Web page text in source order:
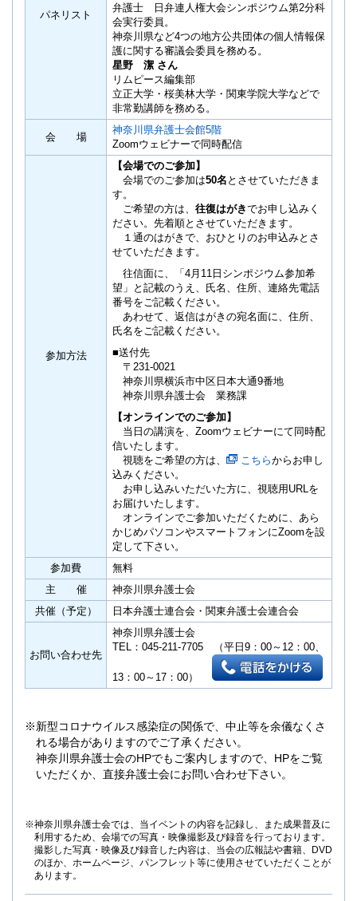
パネリスト
弁護士 日弁連人権大会シンポジウム第2分科
会実行委員。
神奈川県など4つの地方公共団体の個人情報保
護に関する審議会委員を務める。
星野 潔 さん
リムピース編集部
立正大学・桜美林大学・関東学院大学などで
非常勤講師を務める。
会 場
神奈川県弁護士会館5階
Zoomウェビナーで同時配信
参加方法
【会場でのご参加】
会場でのご参加は50名 とさせていただきま
す。
ご希望の方は、 往復はがきでお申し込みく
ださい。先着順とさせていただきます。
１通のはがきで、おひとりのお申込みとさ
せていただきます。
往信面に、「4月11日シンポジウム参加希
望」と記載のうえ、氏名、住所、連絡先電話
番号をご記載ください。
あわせて、返信はがきの宛名面に、住所、
氏名をご記載ください。
■送付先
〒231-0021
神奈川県横浜市中区日本大通9番地
神奈川県弁護士会 業務課
【オンラインでのご参加】
当日の講演を、Zoomウェビナーにて同時配
信いたします。
視聴をご希望の方は、
こちらからお申し
込みください。
お申し込みいただいた方に、視聴用URLを
お届けいたします。
オンラインでご参加いただくために、あら
かじめパソコンやスマートフォンにZoomを設
定して下さい。
参加費
無料
主 催
神奈川県弁護士会
共催（予定）
日本弁護士連合会・関東弁護士会連合会
お問い合わせ先
神奈川県弁護士会
TEL： 045-211-7705 （平日9：00～12：00、
13：00～17：00）
※新型コロナウイルス感染症の関係で、中止等を余儀なくさ
れる場合がありますのでご了承ください。
神奈川県弁護士会のHPでもご案内しますので、HPをご覧
いただくか、直接弁護士会にお問い合わせ下さい。
※神奈川県弁護士会では、当イベントの内容を記録し、また成果普及に
利用するため、会場での写真・映像撮影及び録音を行っております。
撮影した写真・映像及び録音した内容は、当会の広報誌や書籍、DVD
のほか、ホームページ、パンフレット等に使用させていただくことが
あります。